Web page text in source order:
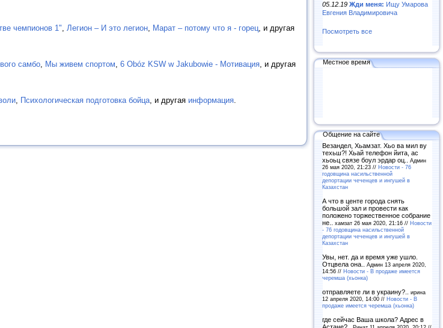
чемпионов 1" Легион – И это легион Марат – потому что я - горец , и другая
самбо Мы живем спортом 6 Obóz KSW w Jakubowie - Мотивация , и другая
Психологическая подготовка бойца , и другая информация
05.12.19 Жди меня: Ищу Умарова
Евгения Владимировича
Посмотреть все
Местное время
Общение на сайте
Везандел, Хьамзат. Хьо ва мил ву
техьш?! Хьай телефон йита, ас
хьоьц связе боул эрдар оц.. Админ
26 мая 2020, 21:23 // Новости - 76
годовщина насильственной
депортации чеченцев и ингушей в
Казахстан
А что в центе города снять
большой зал и провести как
положено торжественное собрание
не.. хамзат 26 мая 2020, 21:16 // Новости
- 76 годовщина насильственной
депортации чеченцев и ингушей в
Казахстан
Увы, нет. да и время уже ушло.
Отцвела она.. Админ 13 апреля 2020,
14:56 // Новости - В продаже имеется
черемша (хьонка)
отправляете ли в украину?.. ирина
12 апреля 2020, 14:00 // Новости - В
продаже имеется черемша (хьонка)
где сейчас Ваша школа? Адрес в